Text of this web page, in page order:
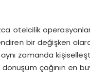
otelcilik
bir değişken
zamanda
çağının en